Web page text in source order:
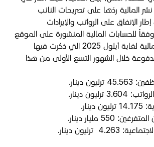
المالية ردّها على تصريحات النائب
على الرواتب والإيرادات
للحسابات المالية المنشورة على الموقع
الإلكتروني لوزارة المالية لغاية أيلول 2025 التي ذكرت فيها
خلال الشهور التسع الأولى من هذا
دينار.
ترليون دينار.
550 مليار دينار.
ترليون دينار.